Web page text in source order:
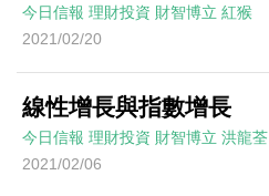
今日信報 理財投資 財智博立 紅猴
2021/02/20
線性增長與指數增長
今日信報 理財投資 財智博立 洪龍荃
2021/02/06